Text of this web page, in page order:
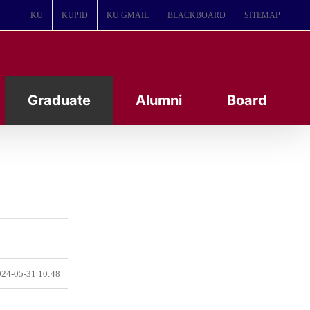
KU KUPID KU GMAIL BLACKBOARD SITEMAP
Graduate Alumni Board
05-31 10:48